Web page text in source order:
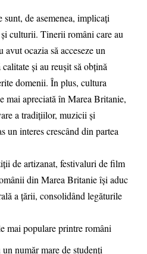
de asemenea, implicați
culturii. Tinerii români care au
ocazia să acceseze un
și au reușit să obțină
domenii. În plus, cultura
mai apreciată în Marea Britanie,
a tradițiilor, muzicii și
un interes crescând din partea
de artizanat, festivaluri de film
din Marea Britanie își aduc
a țării, consolidând legăturile
mai populare printre români
număr mare de studenți